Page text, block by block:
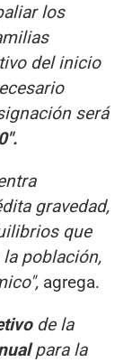
los
del inicio
será
gravedad,
que
población,
agrega.
de la
para la